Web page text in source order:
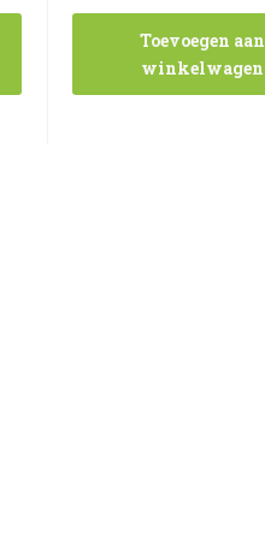
Toevoegen aan
winkelwagen